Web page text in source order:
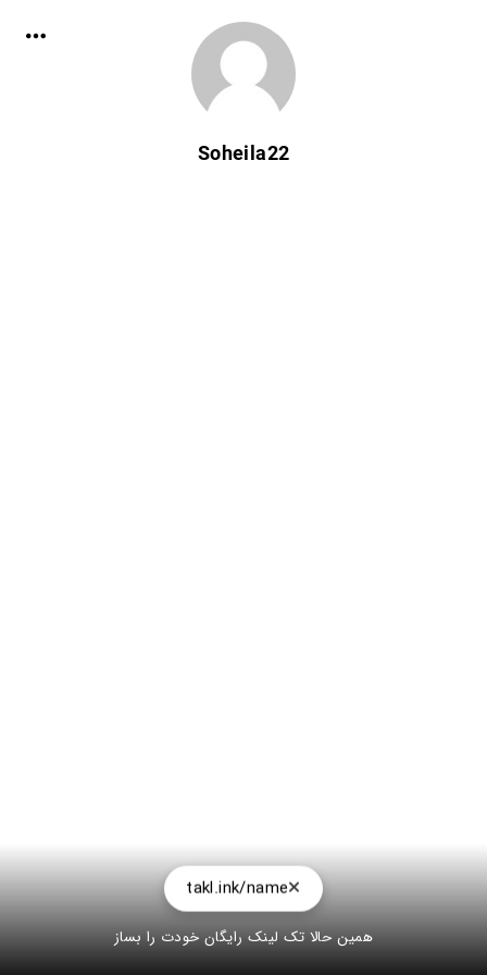
Soheila22
takl.ink/name
همین حالا تک لینک رایگان خودت را بساز